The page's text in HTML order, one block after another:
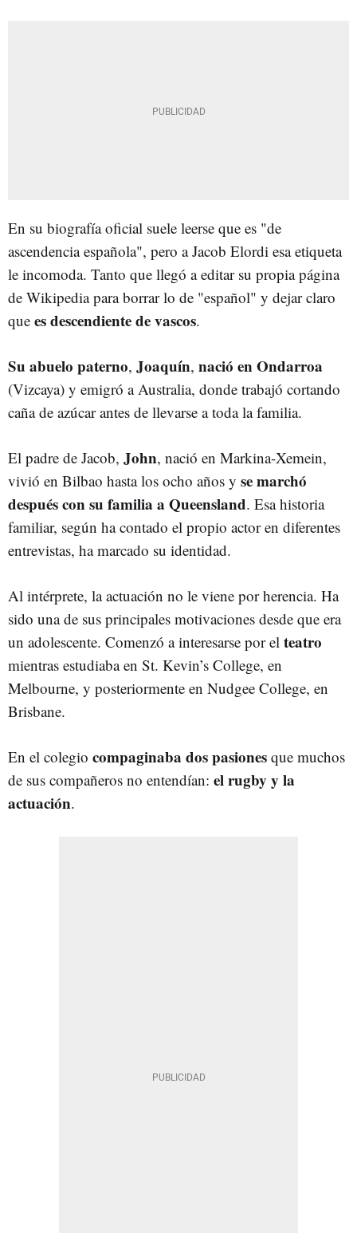
En su biografía oficial suele leerse que es "de
ascendencia española", pero a Jacob Elordi esa etiqueta
le incomoda. Tanto que llegó a editar su propia página
de Wikipedia para borrar lo de "español" y dejar claro
que es descendiente de vascos.
Su abuelo paterno, Joaquín, nació en Ondarroa
(Vizcaya) y emigró a Australia, donde trabajó cortando
caña de azúcar antes de llevarse a toda la familia.
El padre de Jacob, John, nació en Markina-Xemein,
vivió en Bilbao hasta los ocho años y se marchó
después con su familia a Queensland. Esa historia
familiar, según ha contado el propio actor en diferentes
entrevistas, ha marcado su identidad.
Al intérprete, la actuación no le viene por herencia. Ha
sido una de sus principales motivaciones desde que era
un adolescente. Comenzó a interesarse por el teatro
mientras estudiaba en St. Kevin’s College, en
Melbourne, y posteriormente en Nudgee College, en
Brisbane.
En el colegio compaginaba dos pasiones que muchos
de sus compañeros no entendían: el rugby y la
actuación.